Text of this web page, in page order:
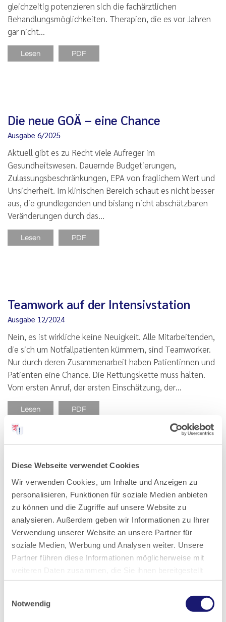
Diese Webseite verwendet Cookies
Wir verwenden Cookies, um Inhalte und Anzeigen zu
personalisieren, Funktionen für soziale Medien anbieten
zu können und die Zugriffe auf unsere Website zu
analysieren. Außerdem geben wir Informationen zu Ihrer
Verwendung unserer Website an unsere Partner für
soziale Medien, Werbung und Analysen weiter. Unsere
Partner führen diese Informationen möglicherweise mit
haben oder die sie im Rahmen Ihrer Nutzung der Dienste
Notwendig
gleichzeitig potenzieren sich die fachärztlichen
Behandlungsmöglichkeiten. Therapien, die es vor Jahren
gar nicht…
Lesen PDF
Die neue GOÄ – eine Chance
Ausgabe 6/2025
Aktuell gibt es zu Recht viele Aufreger im
Gesundheitswesen. Dauernde Budgetierungen,
Zulassungsbeschränkungen, EPA von fraglichem Wert und
Unsicherheit. Im klinischen Bereich schaut es nicht besser
aus, die grundlegenden und bislang nicht abschätzbaren
Veränderungen durch das…
Lesen PDF
Teamwork auf der Intensivstation
Ausgabe 12/2024
Nein, es ist wirkliche keine Neuigkeit. Alle Mitarbeitenden,
die sich um Notfallpatienten kümmern, sind Teamworker.
Nur durch deren Zusammenarbeit haben Patientinnen und
Patienten eine Chance. Die Rettungskette muss halten.
Vom ersten Anruf, der ersten Einschätzung, der…
Lesen PDF
Für ein funktionales
Gesundheitswesen
Ausgabe 11/2023
Die aktuelle Gesundheitspolitik, sofern man davon
überhaupt noch sprechen kann, ist bedrohlich. Für das
Gesundheitssystem, für Patienten und für alle anderen
Beteiligten mit Gesundheitsberufen. Die Probleme sind